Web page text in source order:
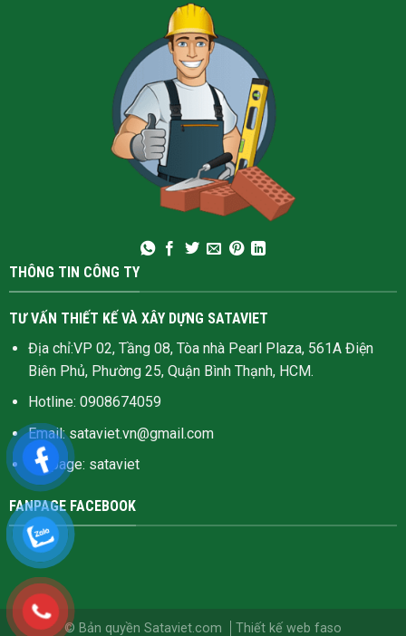
THÔNG TIN CÔNG TY
TƯ VẤN THIẾT KẾ VÀ XÂY DỰNG SATAVIET
Địa chỉ:VP 02, Tầng 08, Tòa nhà Pearl Plaza, 561A Điện
Biên Phủ, Phường 25, Quận Bình Thạnh, HCM.
Hotline: 0908674059
Email: sataviet.vn@gmail.com
Fanpage: sataviet
FANPAGE FACEBOOK
© Bản quyền Sataviet.com Thiết kế web faso